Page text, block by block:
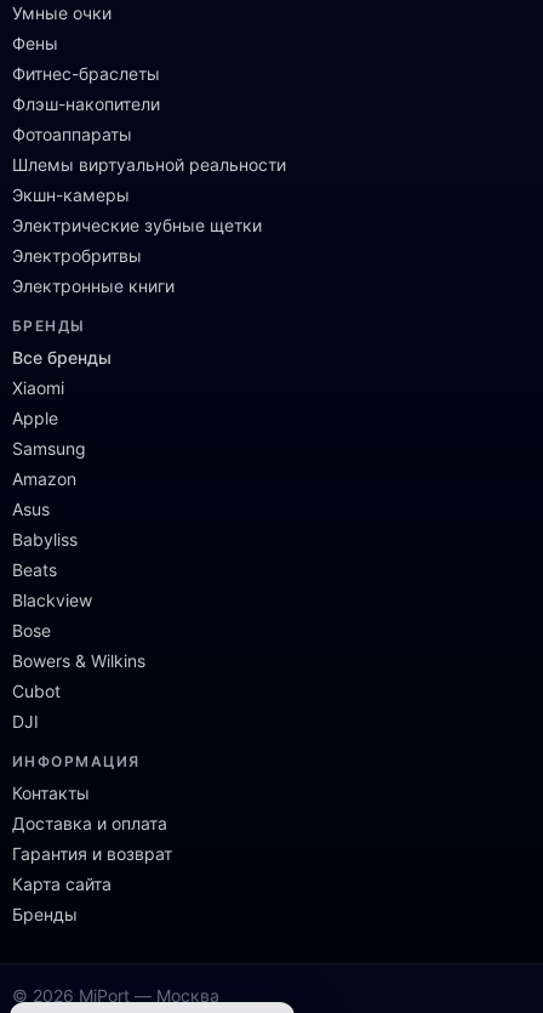
Умные очки
Фены
Фитнес-браслеты
Флэш-накопители
Фотоаппараты
Шлемы виртуальной реальности
Экшн-камеры
Электрические зубные щетки
Электробритвы
Электронные книги
БРЕНДЫ
Все бренды
Xiaomi
Apple
Samsung
Amazon
Asus
Babyliss
Beats
Blackview
Bose
Bowers & Wilkins
Cubot
DJI
ИНФОРМАЦИЯ
Контакты
Доставка и оплата
Гарантия и возврат
Карта сайта
Бренды
© 2026 MiPort — Москва